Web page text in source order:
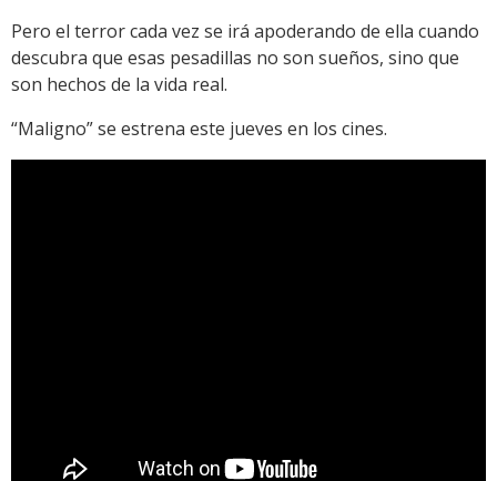
Pero el terror cada vez se irá apoderando de ella cuando
descubra que esas pesadillas no son sueños, sino que
son hechos de la vida real.
“Maligno” se estrena este jueves en los cines.